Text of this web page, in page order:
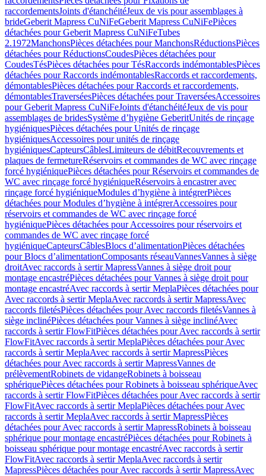
raccordementsJoints d'étanchéitéJeux de vis pour assemblages à
brideGeberit Mapress CuNiFeGeberit Mapress CuNiFePièces
détachées pour Geberit Mapress CuNiFeTubes
2.1972ManchonsPièces détachées pour ManchonsRéductionsPièces
détachées pour RéductionsCoudesPièces détachées pour
CoudesTésPièces détachées pour TésRaccords indémontablesPièces
détachées pour Raccords indémontablesRaccords et raccordements,
démontablesPièces détachées pour Raccords et raccordements,
démontablesTraverséesPièces détachées pour TraverséesAccessoires
pour Geberit Mapress CuNiFeJoints d'étanchéitéJeux de vis pour
assemblages de bridesSystème d’hygiène GeberitUnités de rinçage
hygiéniquesPièces détachées pour Unités de rinçage
hygiéniquesAccessoires pour unités de rinçage
hygiéniquesCapteursCâblesLimiteurs de débitRecouvrements et
plaques de fermetureRéservoirs et commandes de WC avec rinçage
forcé hygiéniquePièces détachées pour Réservoirs et commandes de
WC avec rinçage forcé hygiéniqueRéservoirs à encastrer avec
rinçage forcé hygiéniqueModules d’hygiène à intégrerPièces
détachées pour Modules d’hygiène à intégrerAccessoires pour
réservoirs et commandes de WC avec rinçage forcé
hygiéniquePièces détachées pour Accessoires pour réservoirs et
commandes de WC avec rinçage forcé
hygiéniqueCapteursCâblesBlocs d’alimentationPièces détachées
pour Blocs d’alimentationComposants réseauVannesVannes à siège
droitAvec raccords à sertir MapressVannes à siège droit pour
montage encastréPièces détachées pour Vannes à siège droit pour
montage encastréAvec raccords à sertir MeplaPièces détachées pour
Avec raccords à sertir MeplaAvec raccords à sertir MapressAvec
raccords filetésPièces détachées pour Avec raccords filetésVannes à
siège inclinéPièces détachées pour Vannes à siège inclinéAvec
raccords à sertir FlowFitPièces détachées pour Avec raccords à sertir
FlowFitAvec raccords à sertir MeplaPièces détachées pour Avec
raccords à sertir MeplaAvec raccords à sertir MapressPièces
détachées pour Avec raccords à sertir MapressVannes de
prélèvementRobinets de vidangeRobinets à boisseau
sphériquePièces détachées pour Robinets à boisseau sphériqueAvec
raccords à sertir FlowFitPièces détachées pour Avec raccords à sertir
FlowFitAvec raccords à sertir MeplaPièces détachées pour Avec
raccords à sertir MeplaAvec raccords à sertir MapressPièces
détachées pour Avec raccords à sertir MapressRobinets à boisseau
sphérique pour montage encastréPièces détachées pour Robinets à
boisseau sphérique pour montage encastréAvec raccords à sertir
FlowFitAvec raccords à sertir MeplaAvec raccords à sertir
MapressPièces détachées pour Avec raccords à sertir MapressAvec